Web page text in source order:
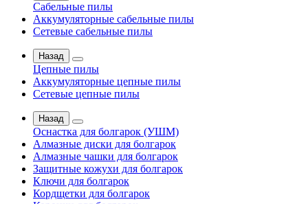
Сабельные пилы
Аккумуляторные сабельные пилы
Сетевые сабельные пилы
Назад
Цепные пилы
Аккумуляторные цепные пилы
Сетевые цепные пилы
Назад
Оснастка для болгарок (УШМ)
Алмазные диски для болгарок
Алмазные чашки для болгарок
Защитные кожухи для болгарок
Ключи для болгарок
Кордщетки для болгарок